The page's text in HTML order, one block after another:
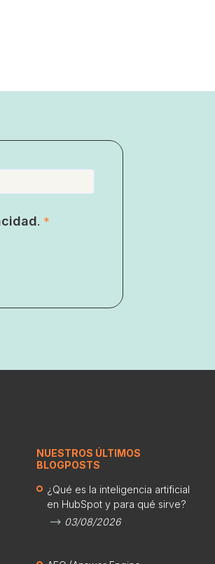
. *
NUESTROS ÚLTIMOS
BLOGPOSTS
¿Qué es la inteligencia artificial
en HubSpot y para qué sirve?
03/08/2026